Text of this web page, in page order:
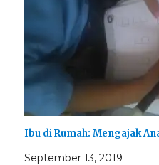
Ibu di Rumah: Mengajak
September 13, 2019